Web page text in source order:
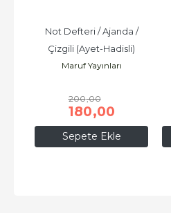
Sepete Ekle
Not Defteri / Ajanda /
Çizgili (Ayet-Hadisli)
Maruf Yayınları
200,00
180,00